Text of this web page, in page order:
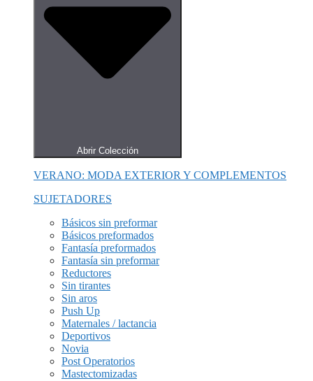
Abrir Colección
VERANO: MODA EXTERIOR Y COMPLEMENTOS
SUJETADORES
Básicos sin preformar
Básicos preformados
Fantasía preformados
Fantasía sin preformar
Reductores
Sin tirantes
Sin aros
Push Up
Maternales / lactancia
Deportivos
Novia
Post Operatorios
Mastectomizadas